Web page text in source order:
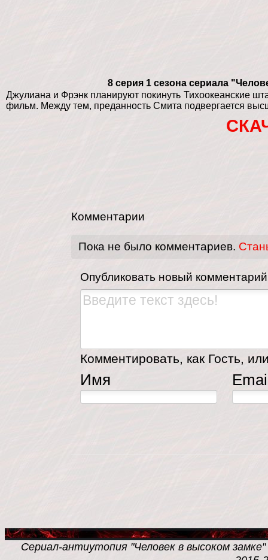
8 серия 1 сезона сериала
Джулиана и Фрэнк планируют покинуть Тихоокеанские
фильм. Между тем, преданность Смита подвергается
Комментарии
Пока не было комментариев.
Опубликовать новый комментарий
Комментировать, как Гость,
Имя
Сериал-антиутопия "Человек в высоком